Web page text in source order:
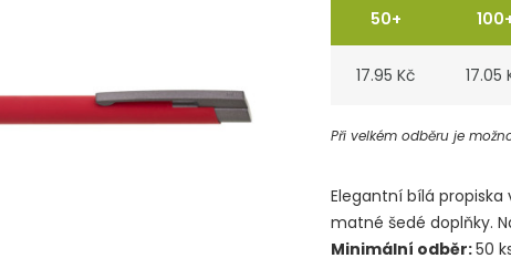
50+
17.95 Kč 17.05
Při velkém odběru je
Elegantní bílá
matné šedé doplňky.
Minimální odběr:50